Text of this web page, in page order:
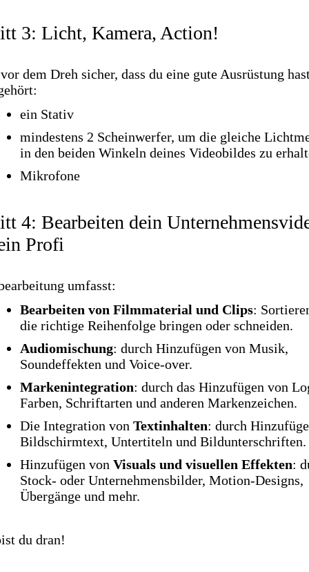
3: Licht, Kamera, Action!
dem Dreh sicher, dass du eine gute Ausrüstung
ein Stativ
mindestens 2 Scheinwerfer, um die gleiche
in den beiden Winkeln deines Videobildes zu
Mikrofone
4: Bearbeiten dein
Profi
umfasst:
Bearbeiten von Filmmaterial und Clips:
die richtige Reihenfolge bringen oder schneiden.
Audiomischung: durch Hinzufügen von Musik,
Soundeffekten und Voice-over.
Markenintegration: durch das Hinzufügen von
Farben, Schriftarten und anderen Markenzeichen.
Die Integration von Textinhalten: durch
Bildschirmtext, Untertiteln und Bildunterschriften.
Hinzufügen von Visuals und visuellen Effekten:
Stock- oder Unternehmensbilder, Motion-Designs,
Übergänge und mehr.
du dran!